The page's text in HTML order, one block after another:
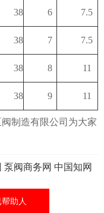
38 6 7.5
38 7 7.5
38 8 11
38 9 11
制造有限公司为大家
泵阀商务网 中国知网
帮助人